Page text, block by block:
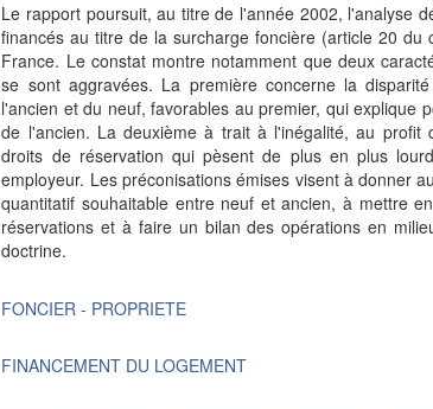
Le rapport poursuit, au titre de l'année 2002, l'analyse
financés au titre de la surcharge foncière (article 20 du
France. Le constat montre notamment que deux
se sont aggravées. La première concerne la
l'ancien et du neuf, favorables au premier, qui explique
de l'ancien. La deuxième à trait à l'inégalité, au profit
droits de réservation qui pèsent de plus en plus
employeur. Les préconisations émises visent à donner
quantitatif souhaitable entre neuf et ancien, à mettre
réservations et à faire un bilan des opérations en
doctrine.
FONCIER - PROPRIETE
FINANCEMENT DU LOGEMENT